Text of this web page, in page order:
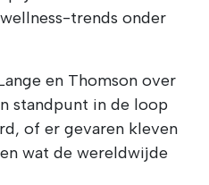
trends onder
en Thomson over
standpunt in de loop
of er gevaren kleven
wat de wereldwijde